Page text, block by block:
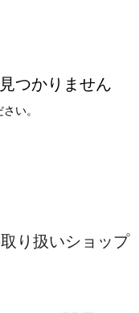
つかりません
い。
り扱いショップ